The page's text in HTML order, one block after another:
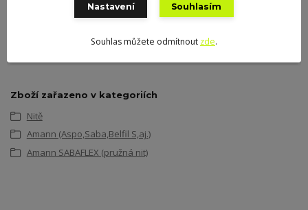
+420 775 691 525
info@galanterieumusky.cz
Zboží zařazeno v kategoriích
Nitě
Amann (Aspo,Saba,Belfil S,aj.)
Amann SABAFLEX (pružná nit)
Nastavení Souhlasím
Souhlas můžete odmítnout zde.